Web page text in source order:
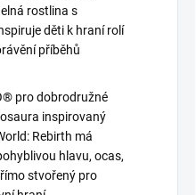
rostlina s
děti k hraní rolí
příběhů
pro dobrodružné
inspirovaný
Rebirth má
hlavu, ocas,
stvořený pro